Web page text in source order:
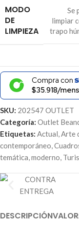
MODO
DE
LIMPIEZA
Se
limpiar
trapo
Compra con
$35.918/
SKU: 202547 OUTLET
Categoría: Outlet
Etiquetas: Actual Arte
contemporáneo
temática moderno
DESCRIPCIÓN